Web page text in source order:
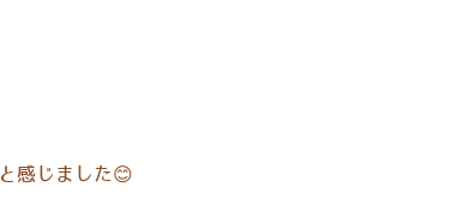
感じました😊